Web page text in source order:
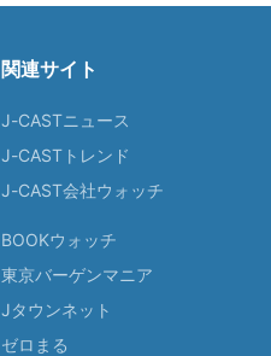
関連サイト
J-CASTニュース
J-CASTトレンド
J-CAST会社ウォッチ
BOOKウォッチ
東京バーゲンマニア
Jタウンネット
ゼロまる